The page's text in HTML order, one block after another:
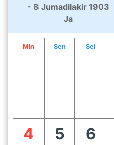
- 8 Jumadilakir 1903
Ja
Min Sen Sel
4 5 6